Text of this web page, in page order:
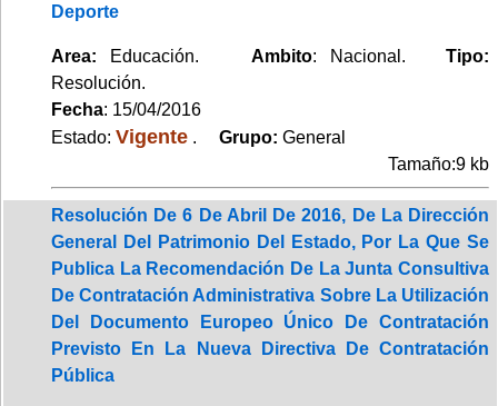
Deporte
Area: Educación.Ambito: Nacional.Tipo:
Resolución.
Fecha: 15/04/2016
Estado: Vigente . Grupo: General
Tamaño:9 kb
Resolución De 6 De Abril De 2016, De La Dirección
General Del Patrimonio Del Estado, Por La Que Se
Publica La Recomendación De La Junta Consultiva
De Contratación Administrativa Sobre La Utilización
Del Documento Europeo Único De Contratación
Previsto En La Nueva Directiva De Contratación
Pública